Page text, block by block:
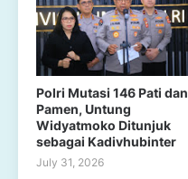
Polri Mutasi 146 Pati dan
Pamen, Untung
Widyatmoko Ditunjuk
sebagai Kadivhubinter
July 31, 2026